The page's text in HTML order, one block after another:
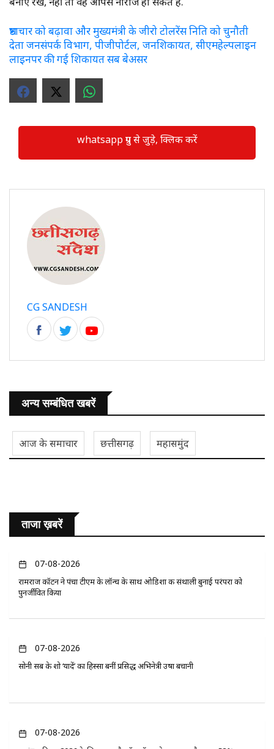
भ्रष्टाचार को बढ़ावा और मुख्यमंत्री के जीरो टोलरेंस निति को चुनौती
देता जनसंपर्क विभाग, पीजीपोर्टल, जनशिकायत, सीएमहेल्पलाइन
लाइनपर की गई शिकायत सब बेअसर
whatsapp ग्रुप से जुड़े, क्लिक करें
CG SANDESH
अन्य सम्बंधित खबरें
आज के समाचार छत्तीसगढ़ महासमुंद
ताजा ख़बरें
07-08-2026
रामराज कॉटन ने पंचा टीएम के लॉन्च के साथ ओडिशा की संथाली बुनाई परंपरा को
पुनर्जीवित किया
07-08-2026
सोनी सब के शो ‘यादें’ का हिस्सा बनीं प्रसिद्ध अभिनेत्री उषा बचानी
07-08-2026